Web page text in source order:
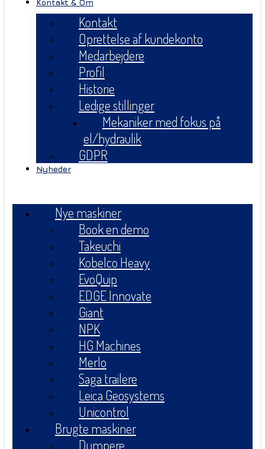
Kontakt & Om
Kontakt
Oprettelse af kundekonto
Medarbejdere
Profil
Historie
Ledige stillinger
Mekaniker med fokus på
el/hydraulik
GDPR
Nyheder
Nye maskiner
Book en demo
Takeuchi
Kobelco Heavy
EvoQuip
EDGE Innovate
Giant
NPK
HG Machines
Merlo
Saga trailere
Leica Geosystems
Unicontrol
Brugte maskiner
Dumpere